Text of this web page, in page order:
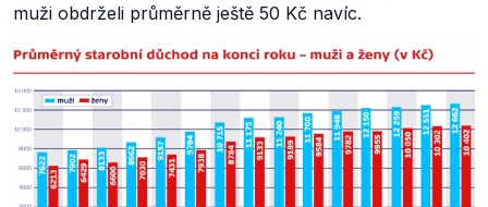
muži obdrželi průměrně ještě 50 Kč navíc.